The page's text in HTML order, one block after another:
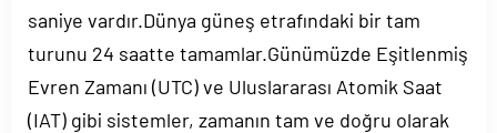
saniye vardır.Dünya güneş etrafındaki bir tam
turunu 24 saatte tamamlar.Günümüzde Eşitlenmiş
Evren Zamanı (UTC) ve Uluslararası Atomik Saat
(IAT) gibi sistemler, zamanın tam ve doğru olarak